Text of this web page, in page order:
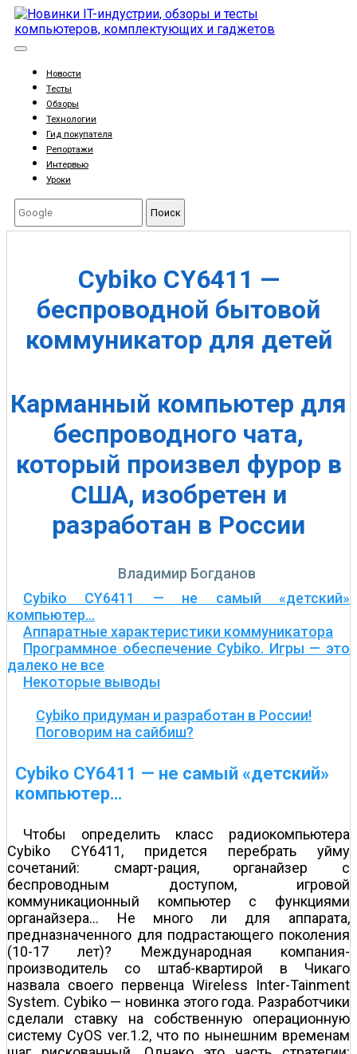
Новости
Тесты
Обзоры
Технологии
Гид покупателя
Репортажи
Интервью
Уроки
Поиск
Cybiko CY6411 —
беспроводной бытовой
коммуникатор для детей
Карманный компьютер для
беспроводного чата,
который произвел фурор в
США, изобретен и
разработан в России
Владимир Богданов
Cybiko СY6411 — не самый «детский»
компьютер…
Аппаратные характеристики коммуникатора
Программное обеспечение Cybiko. Игры — это
далеко не все
Некоторые выводы
Cybiko придуман и разработан в России!
Поговорим на сайбиш?
Cybiko СY6411 — не самый «детский»
компьютер…
Чтобы определить класс радиокомпьютера
Cybiko CY6411, придется перебрать уйму
сочетаний: смарт-рация, органайзер с
беспроводным доступом, игровой
коммуникационный компьютер с функциями
органайзера… Не много ли для аппарата,
предназначенного для подрастающего поколения
(10-17 лет)? Международная компания-
производитель со штаб-квартирой в Чикаго
назвала своего первенца Wireless Inter-Tainment
System. Cybiko — новинка этого года. Разработчики
сделали ставку на собственную операционную
систему СyOS ver.1.2, что по нынешним временам